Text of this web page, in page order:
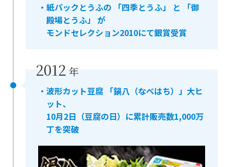
・紙パックとうふの 「四季とうふ」 と 「御
殿場とうふ」 が
モンドセレクション2010にて銀賞受賞
2012 年
・波形カット豆腐 「鍋八（なべはち）」大ヒ
ット、
10月2日（豆腐の日）に累計販売数1,000万
丁を突破